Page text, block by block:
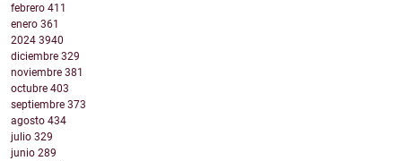
febrero 411
enero 361
2024 3940
diciembre 329
noviembre 381
octubre 403
septiembre 373
agosto 434
julio 329
junio 289